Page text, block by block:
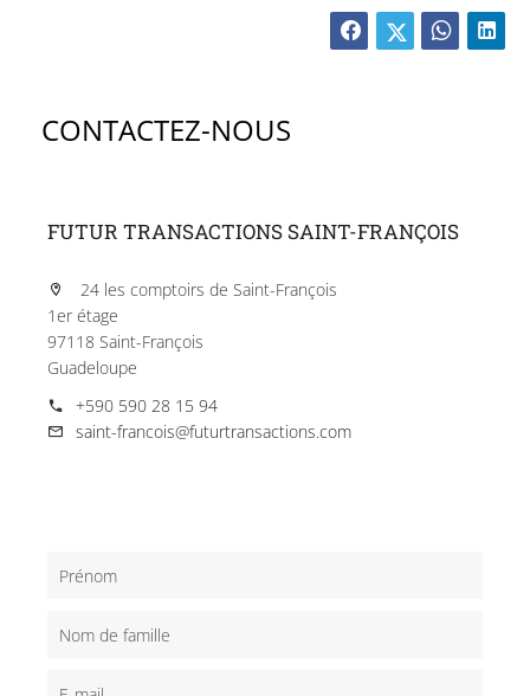
CONTACTEZ-NOUS
FUTUR TRANSACTIONS SAINT-FRANÇOIS
24 les comptoirs de Saint-François
1er étage
97118 Saint-François
Guadeloupe
+590 590 28 15 94
saint-francois@futurtransactions.com